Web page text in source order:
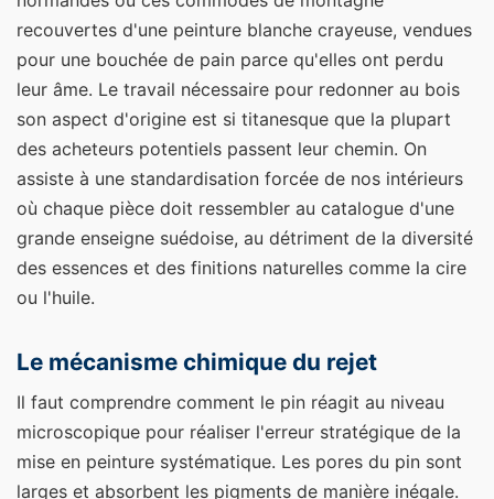
recouvertes d'une peinture blanche crayeuse, vendues
pour une bouchée de pain parce qu'elles ont perdu
leur âme. Le travail nécessaire pour redonner au bois
son aspect d'origine est si titanesque que la plupart
des acheteurs potentiels passent leur chemin. On
assiste à une standardisation forcée de nos intérieurs
où chaque pièce doit ressembler au catalogue d'une
grande enseigne suédoise, au détriment de la diversité
des essences et des finitions naturelles comme la cire
ou l'huile.
Le mécanisme chimique du rejet
Il faut comprendre comment le pin réagit au niveau
microscopique pour réaliser l'erreur stratégique de la
mise en peinture systématique. Les pores du pin sont
larges et absorbent les pigments de manière inégale.